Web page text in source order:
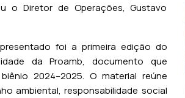
o Diretor de Operações, Gustavo
foi a primeira edição do
da Proamb, documento que
2024–2025. O material reúne
ambiental, responsabilidade social